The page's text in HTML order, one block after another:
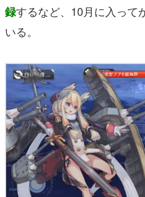
録するなど、10月に入って
いる。